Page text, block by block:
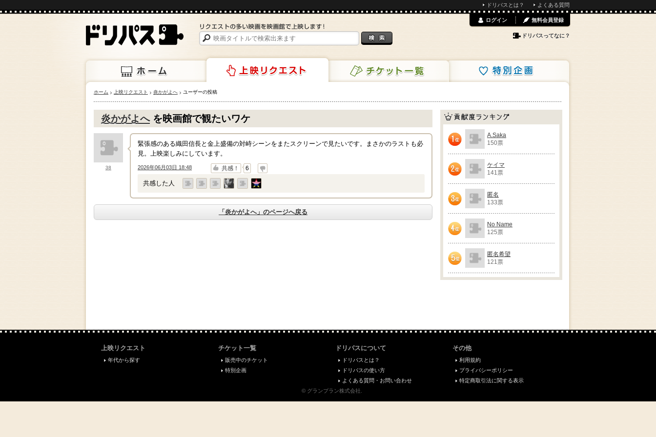
ドリパスとは？ よくある質問
ホーム 上映リクエスト チケット一覧 特別企画
ログイン 無料会員登録
ドリパスってなに？
ホーム 上映リクエスト 炎かがよへ ユーザーの投稿
炎かがよへを映画館で観たいワケ
38
緊張感のある織田信長と金上盛備の対峙シーンをまたスクリーンで見たいです。まさかのラストも必
見。上映楽しみにしています。
2026年06月03日 18:48
↑ 共感！ 6
↓
共感した人
「炎かがよへ」のページへ戻る
貢献度ランキング
1位
A.Saka
150票
2位
ケイマ
141票
3位
匿名
133票
4位
No Name
125票
5位
匿名希望
121票
上映リクエスト
年代から探す
チケット一覧
販売中のチケット
特別企画
ドリパスについて
ドリパスとは？
ドリパスの使い方
よくある質問・お問い合わせ
その他
利用規約
プライバシーポリシー
特定商取引法に関する表示
© グランプラン株式会社.